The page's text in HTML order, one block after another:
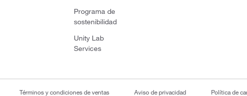
Programa de
sostenibilidad
Unity Lab
Services
Términos y condiciones de ventas Aviso de privacidad Política de